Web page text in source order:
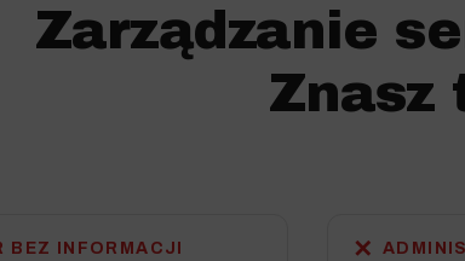
Zarządzanie
Znasz
BEZ INFORMACJI ✕